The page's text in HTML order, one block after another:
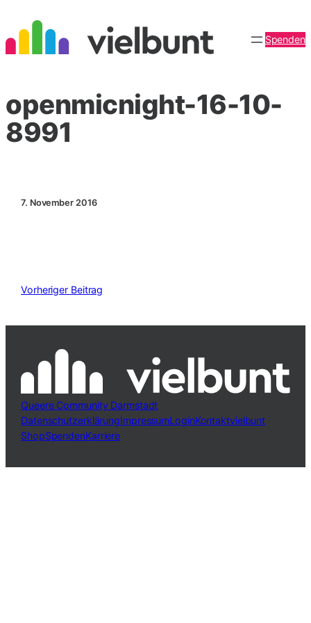
Inhalt
springen
Spenden
openmicnight-16-10-
8991
7. November 2016
Vorheriger Beitrag
Queere Community Darmstadt
DatenschutzerklärungImpressumLoginKontaktvielbunt
ShopSpendenKarriere